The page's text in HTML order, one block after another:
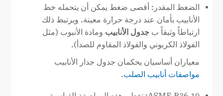
الضغط المقدر: أقصى ضغط يمكن أن يتحمله خط
الأنابيب بأمان عند درجة حرارة معينة. ويرتبط ذلك
ارتباطاً وثيقاً بجدول الأنابيب ومادة الأنبوب (مثل
الفولاذ الكربوني والفولاذ المقاوم للصدأ).
معياران أساسيان يحكمان جدول جدار الأنابيب
مواصفات أنابيب الصلب.